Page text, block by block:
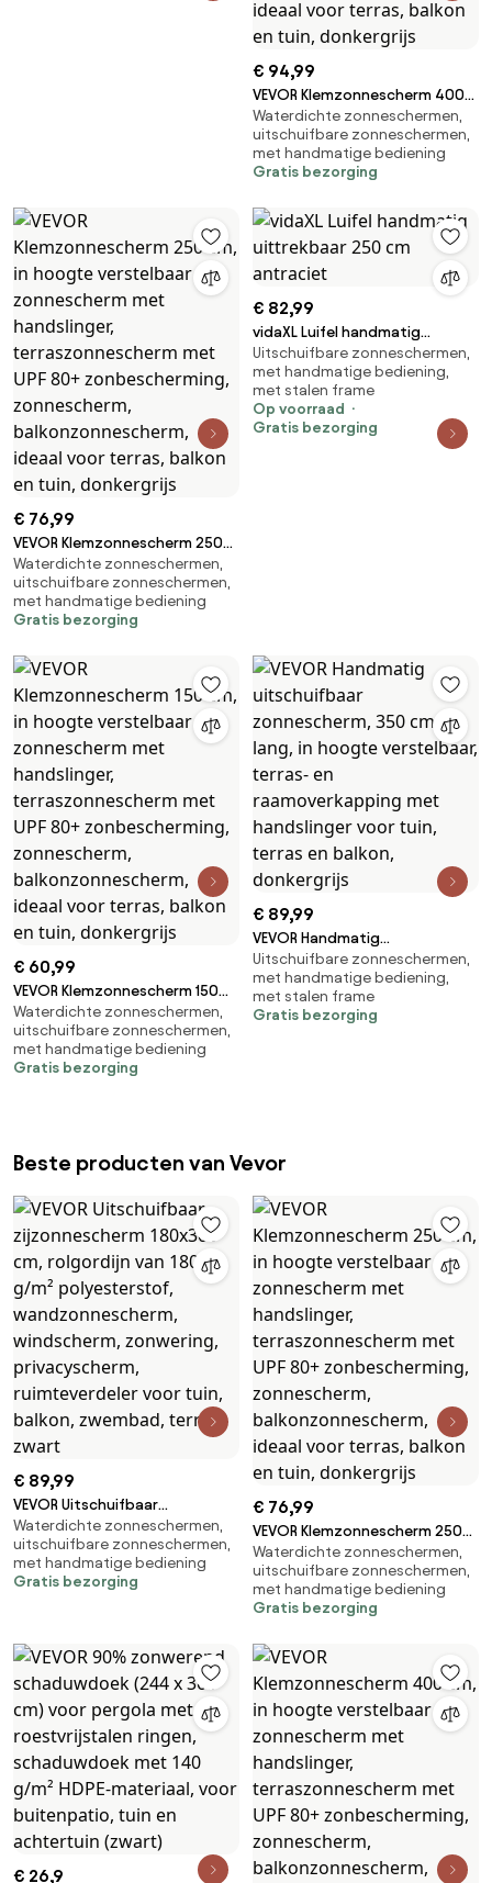
€ 94,99
VEVOR Klemzonnescherm 400
cm, in hoogte verstelbaar
zonnescherm met handslinger,
terraszonnescherm met UPF
80+ zonbescherming,
zonnescherm,
balkonzonnescherm, ideaal
voor terras, balkon en tuin,
donkergrijs
Waterdichte zonneschermen,
uitschuifbare zonneschermen,
met handmatige bediening
Gratis bezorging
€ 76,99
VEVOR Klemzonnescherm 250
cm, in hoogte verstelbaar
zonnescherm met handslinger,
terraszonnescherm met UPF
80+ zonbescherming,
zonnescherm,
balkonzonnescherm, ideaal
voor terras, balkon en tuin,
donkergrijs
Waterdichte zonneschermen,
uitschuifbare zonneschermen,
met handmatige bediening
Gratis bezorging
€ 82,99
vidaXL Luifel handmatig
uittrekbaar 250 cm antraciet
Uitschuifbare zonneschermen,
met handmatige bediening,
met stalen frame
Op voorraad
Gratis bezorging
€ 60,99
VEVOR Klemzonnescherm 150
cm, in hoogte verstelbaar
zonnescherm met handslinger,
terraszonnescherm met UPF
80+ zonbescherming,
donkergrijs
Waterdichte zonneschermen,
uitschuifbare zonneschermen,
met handmatige bediening
Gratis bezorging
€ 89,99
VEVOR Handmatig
uitschuifbaar zonnescherm,
350 cm lang, in hoogte
verstelbaar, terras- en
raamoverkapping met
Uitschuifbare zonneschermen,
met handmatige bediening,
met stalen frame
Gratis bezorging
Beste producten van Vevor
€ 89,99
VEVOR Uitschuifbaar
zijzonnescherm 180x300 cm,
rolgordijn van 180 g/m²
polyesterstof,
wandzonnescherm,
voor tuin, balkon, zwembad,
terras, zwart
Waterdichte zonneschermen,
uitschuifbare zonneschermen,
met handmatige bediening
Gratis bezorging
€ 76,99
VEVOR Klemzonnescherm 250
cm, in hoogte verstelbaar
zonnescherm met handslinger,
terraszonnescherm met UPF
80+ zonbescherming,
zonnescherm,
balkonzonnescherm, ideaal
voor terras, balkon en tuin,
donkergrijs
Waterdichte zonneschermen,
uitschuifbare zonneschermen,
met handmatige bediening
Gratis bezorging
€ 26,9